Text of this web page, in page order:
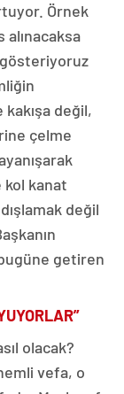
Örnek
alınacaksa
gösteriyoruz
değil,
çelme
kanat
değil
getiren
olacak?
vefa, o